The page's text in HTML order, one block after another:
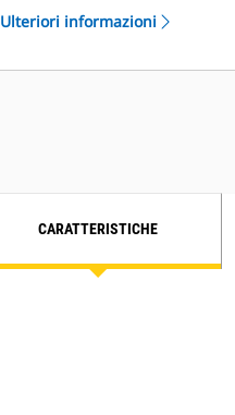
clienti
Ulteriori informazioni
CARATTERISTICHE